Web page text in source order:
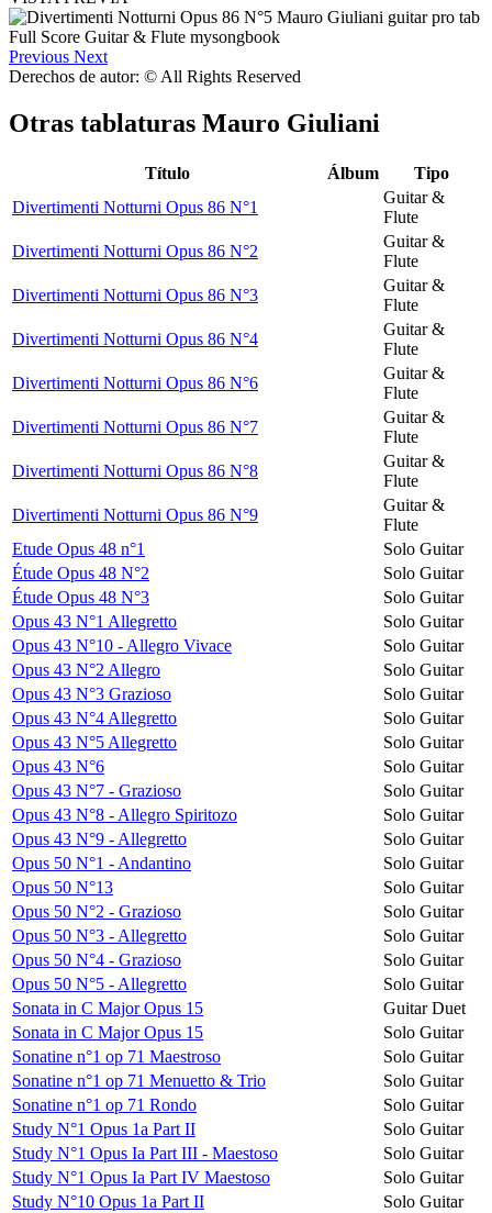
Previous Next
Derechos de autor: © All Rights Reserved
Otras tablaturas Mauro Giuliani
Título Álbum
Tipo
Divertimenti Notturni Opus 86 N°1
Guitar &
Flute
Divertimenti Notturni Opus 86 N°2
Guitar &
Flute
Divertimenti Notturni Opus 86 N°3
Guitar &
Flute
Divertimenti Notturni Opus 86 N°4
Guitar &
Flute
Divertimenti Notturni Opus 86 N°6
Guitar &
Flute
Divertimenti Notturni Opus 86 N°7
Guitar &
Flute
Divertimenti Notturni Opus 86 N°8
Guitar &
Flute
Divertimenti Notturni Opus 86 N°9
Guitar &
Flute
Etude Opus 48 n°1
Solo Guitar
Étude Opus 48 N°2
Solo Guitar
Étude Opus 48 N°3
Solo Guitar
Opus 43 N°1 Allegretto
Solo Guitar
Opus 43 N°10 - Allegro Vivace
Solo Guitar
Opus 43 N°2 Allegro
Solo Guitar
Opus 43 N°3 Grazioso
Solo Guitar
Opus 43 N°4 Allegretto
Solo Guitar
Opus 43 N°5 Allegretto
Solo Guitar
Opus 43 N°6
Solo Guitar
Opus 43 N°7 - Grazioso
Solo Guitar
Opus 43 N°8 - Allegro Spiritozo
Solo Guitar
Opus 43 N°9 - Allegretto
Solo Guitar
Opus 50 N°1 - Andantino
Solo Guitar
Opus 50 N°13
Solo Guitar
Opus 50 N°2 - Grazioso
Solo Guitar
Opus 50 N°3 - Allegretto
Solo Guitar
Opus 50 N°4 - Grazioso
Solo Guitar
Opus 50 N°5 - Allegretto
Solo Guitar
Sonata in C Major Opus 15
Guitar Duet
Sonata in C Major Opus 15
Solo Guitar
Sonatine n°1 op 71 Maestroso
Solo Guitar
Sonatine n°1 op 71 Menuetto & Trio
Solo Guitar
Sonatine n°1 op 71 Rondo
Solo Guitar
Study N°1 Opus 1a Part II
Solo Guitar
Study N°1 Opus Ia Part III - Maestoso
Solo Guitar
Study N°1 Opus Ia Part IV Maestoso
Solo Guitar
Study N°10 Opus 1a Part II
Solo Guitar